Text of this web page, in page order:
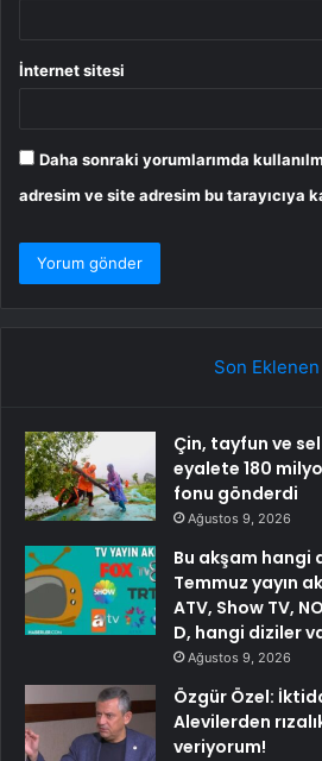
İnternet sitesi
Daha sonraki yorumlarımda
adresim ve site adresim bu tarayıcıya
Son Eklenen
Çin, tayfun ve
eyalete 180
fonu gönderdi
Ağustos 9, 2026
Bu akşam hangi
Temmuz yayın
ATV, Show TV,
D, hangi diziler
Ağustos 9, 2026
Özgür Özel:
Alevilerden
veriyorum!